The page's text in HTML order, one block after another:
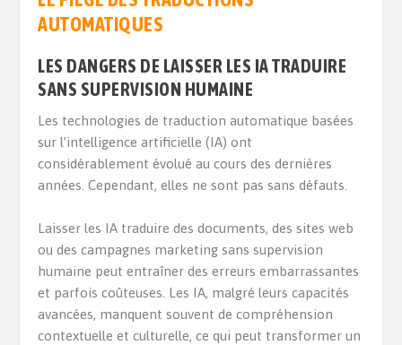
AUTOMATIQUES
LES DANGERS DE LAISSER LES IA TRADUIRE
SANS SUPERVISION HUMAINE
Les technologies de traduction automatique basées
sur l’intelligence artificielle (IA) ont
considérablement évolué au cours des dernières
années. Cependant, elles ne sont pas sans défauts.
Laisser les IA traduire des documents, des sites web
ou des campagnes marketing sans supervision
humaine peut entraîner des erreurs embarrassantes
et parfois coûteuses. Les IA, malgré leurs capacités
avancées, manquent souvent de compréhension
contextuelle et culturelle, ce qui peut transformer un